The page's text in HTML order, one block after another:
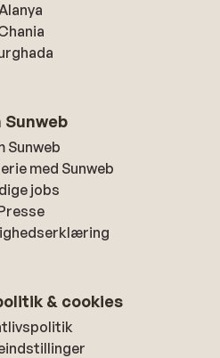
Sunweb
Sunweb
med Sunweb
jobs
& cookies